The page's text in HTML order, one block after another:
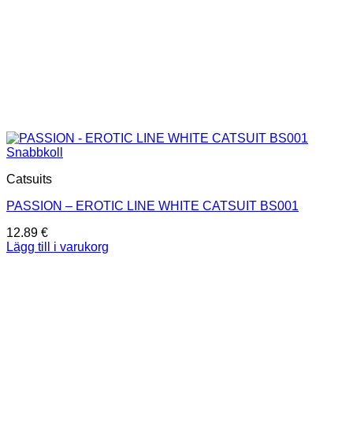
Snabbkoll
Catsuits
PASSION – EROTIC LINE WHITE CATSUIT BS001
12.89 €
Lägg till i varukorg